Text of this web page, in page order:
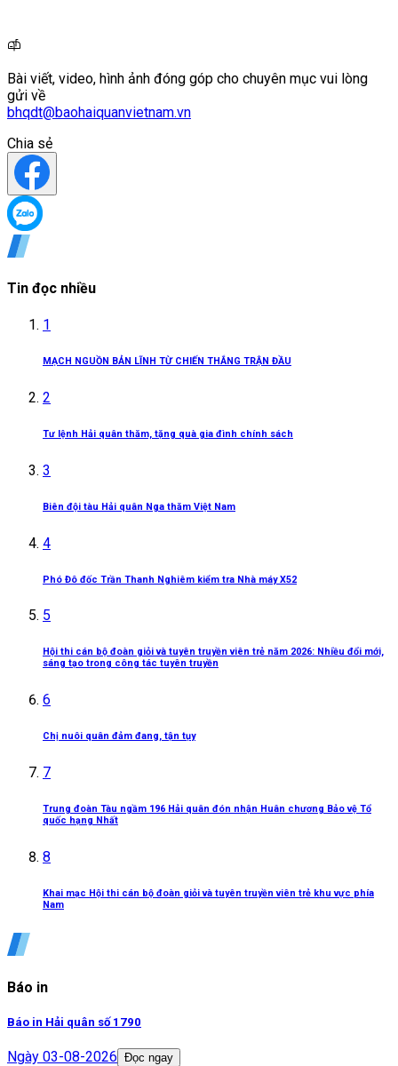
Bài viết, video, hình ảnh đóng góp cho chuyên mục vui lòng
gửi về
bhqdt@baohaiquanvietnam.vn
Chia sẻ
Tin đọc nhiều
1
MẠCH NGUỒN BẢN LĨNH TỪ CHIẾN THẮNG TRẬN ĐẦU
2
Tư lệnh Hải quân thăm, tặng quà gia đình chính sách
3
Biên đội tàu Hải quân Nga thăm Việt Nam
4
Phó Đô đốc Trần Thanh Nghiêm kiểm tra Nhà máy X52
5
Hội thi cán bộ đoàn giỏi và tuyên truyền viên trẻ năm 2026: Nhiều đổi mới,
sáng tạo trong công tác tuyên truyền
6
Chị nuôi quân đảm đang, tận tụy
7
Trung đoàn Tàu ngầm 196 Hải quân đón nhận Huân chương Bảo vệ Tổ
quốc hạng Nhất
8
Khai mạc Hội thi cán bộ đoàn giỏi và tuyên truyền viên trẻ khu vực phía
Nam
Báo in
Báo in Hải quân số 1790
Ngày 03-08-2026 Đọc ngay